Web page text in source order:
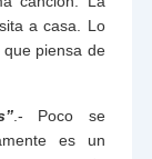
a casa. Lo
piensa de
.- Poco se
es un